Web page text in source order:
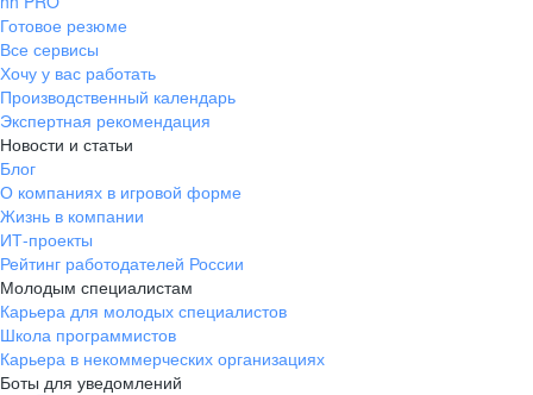
Готовое резюме
Все сервисы
Хочу у вас работать
Производственный календарь
Экспертная рекомендация
Новости и статьи
Блог
О компаниях в игровой форме
Жизнь в компании
ИТ-проекты
Рейтинг работодателей России
Молодым специалистам
Карьера для молодых специалистов
Школа программистов
Карьера в некоммерческих организациях
Боты для уведомлений